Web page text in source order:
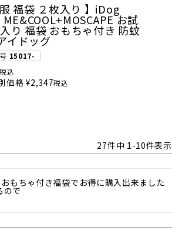
服 福袋 ２枚入り 】iDog
ME&COOL+MOSCAPE お試
り 福袋 おもちゃ付き 防蚊
イドッグ
15017-
税込
価格 ¥2,347税込
27件中 1-10件表示
もちゃ付き福袋でお得に購入出来ました
ので